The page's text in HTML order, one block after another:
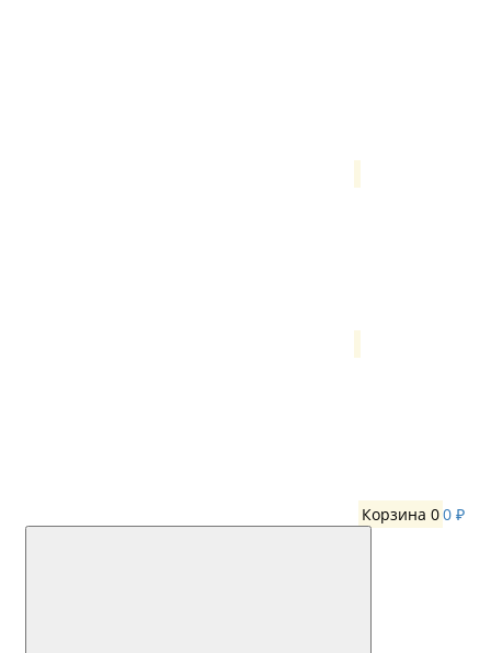
Корзина 00 ₽